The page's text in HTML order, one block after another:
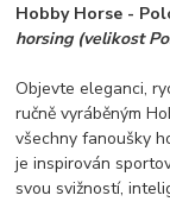
Hobby Horse -
horsing (velikost
Objevte eleganci,
ručně vyráběným
všechny fanoušky
je inspirován
svou svižností,